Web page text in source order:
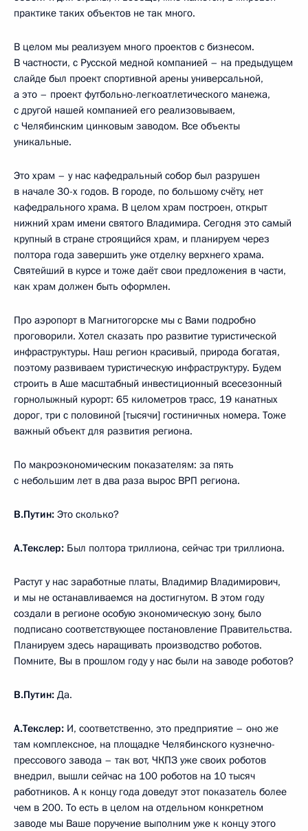
практике таких объектов не так много.
В целом мы реализуем много проектов с бизнесом.
В частности, с Русской медной компанией – на предыдущем
слайде был проект спортивной арены универсальной,
а это – проект футбольно-легкоатлетического манежа,
с другой нашей компанией его реализовываем,
с Челябинским цинковым заводом. Все объекты
уникальные.
Это храм – у нас кафедральный собор был разрушен
в начале 30-х годов. В городе, по большому счёту, нет
кафедрального храма. В целом храм построен, открыт
нижний храм имени святого Владимира. Сегодня это самый
крупный в стране строящийся храм, и планируем через
полтора года завершить уже отделку верхнего храма.
Святейший в курсе и тоже даёт свои предложения в части,
как храм должен быть оформлен.
Про аэропорт в Магнитогорске мы с Вами подробно
проговорили. Хотел сказать про развитие туристической
инфраструктуры. Наш регион красивый, природа богатая,
поэтому развиваем туристическую инфраструктуру. Будем
строить в Аше масштабный инвестиционный всесезонный
горнолыжный курорт: 65 километров трасс, 19 канатных
дорог, три с половиной [тысячи] гостиничных номера. Тоже
важный объект для развития региона.
По макроэкономическим показателям: за пять
с небольшим лет в два раза вырос ВРП региона.
В.Путин: Это сколько?
А.Текслер: Был полтора триллиона, сейчас три триллиона.
Растут у нас заработные платы, Владимир Владимирович,
и мы не останавливаемся на достигнутом. В этом году
создали в регионе особую экономическую зону, было
подписано соответствующее постановление Правительства.
Планируем здесь наращивать производство роботов.
Помните, Вы в прошлом году у нас были на заводе роботов?
В.Путин: Да.
А.Текслер: И, соответственно, это предприятие – оно же
там комплексное, на площадке Челябинского кузнечно-
прессового завода – так вот, ЧКПЗ уже своих роботов
внедрил, вышли сейчас на 100 роботов на 10 тысяч
работников. А к концу года доведут этот показатель более
чем в 200. То есть в целом на отдельном конкретном
заводе мы Ваше поручение выполним уже к концу этого